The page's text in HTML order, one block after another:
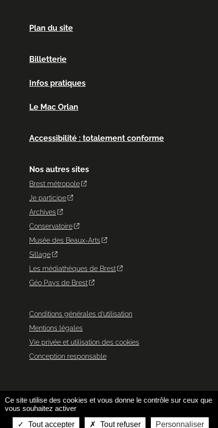
Ce site utilise des cookies et vous donne le contrôle sur ceux que
vous souhaitez activer
Tout accepter
Tout refuser Personnaliser
Plan du site
Billetterie
Infos pratiques
Le Mac Orlan
Accessibilité : totalement conforme
Nos autres sites
Brest métropole
Je participe
Archives
Conservatoire
Musée des Beaux-Arts
Sillage
Les médiathèques de Brest
Géo Pays de Brest
Conditions générales d’utilisation
Mentions légales
Vie privée et utilisation des cookies
Conception responsable